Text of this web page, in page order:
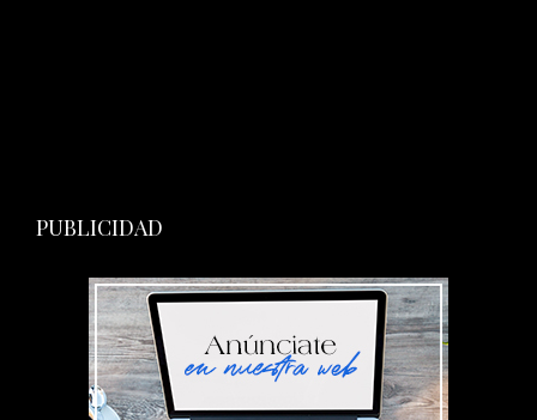
PUBLICIDAD